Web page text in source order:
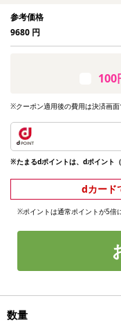
参考価格
9680 円
100
※クーポン適用後の費用は決済画
※たまるdポイントは、dポイント
dカード
※ポイントは通常ポイントが5倍
数量